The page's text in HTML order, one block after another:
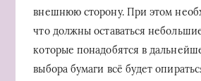
внешнюю сторону. При этом
что должны оставаться
которые понадобятся в
выбора бумаги всё будет